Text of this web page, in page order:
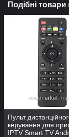
Подібні товари
Пульт
керування для
IPTV Smart TV